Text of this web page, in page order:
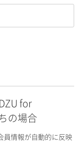
for
の場合
員情報が自動的に反映